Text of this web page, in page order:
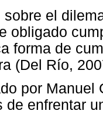
sobre el
obligado
forma de
(Del Río,
por Manuel
de enfrentar